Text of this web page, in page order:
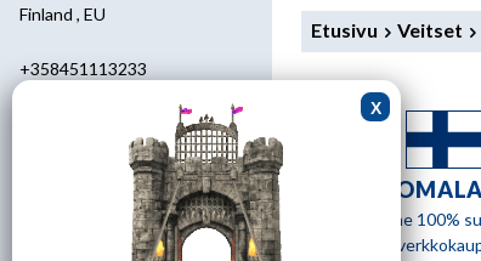
Finland , EU
+358451113233
starlex@kolumbus.fi
Asiakaspalvelu
Etusivu Veitset
Olemme 100%